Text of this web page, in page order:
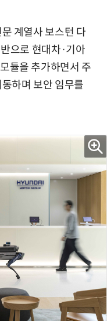
계열사 보스턴 다
으로 현대차·기아
듈을 추가하면서 주
하며 보안 임무를